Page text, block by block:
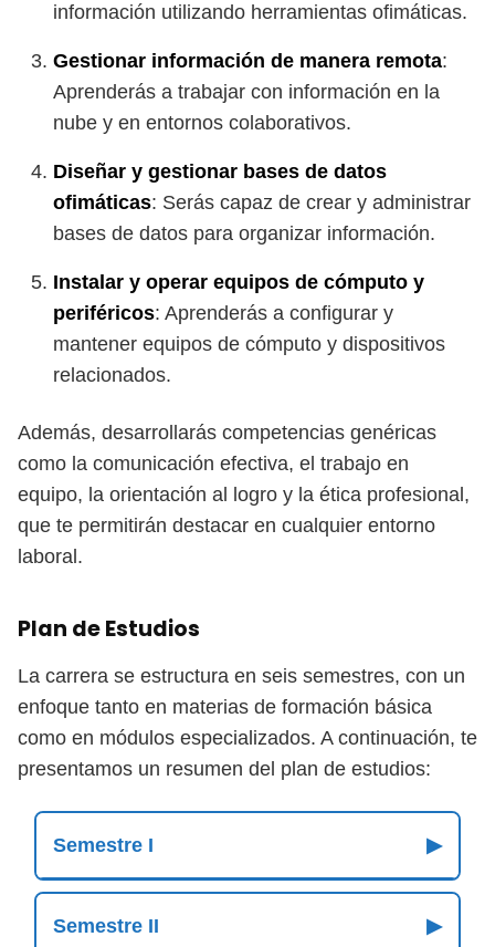
información utilizando herramientas ofimáticas.
Gestionar información de manera remota:
Aprenderás a trabajar con información en la
nube y en entornos colaborativos.
Diseñar y gestionar bases de datos
ofimáticas: Serás capaz de crear y administrar
bases de datos para organizar información.
Instalar y operar equipos de cómputo y
periféricos: Aprenderás a configurar y
mantener equipos de cómputo y dispositivos
relacionados.
Además, desarrollarás competencias genéricas
como la comunicación efectiva, el trabajo en
equipo, la orientación al logro y la ética profesional,
que te permitirán destacar en cualquier entorno
laboral.
Plan de Estudios
La carrera se estructura en seis semestres, con un
enfoque tanto en materias de formación básica
como en módulos especializados. A continuación, te
presentamos un resumen del plan de estudios:
Semestre I ▶
Semestre II ▶